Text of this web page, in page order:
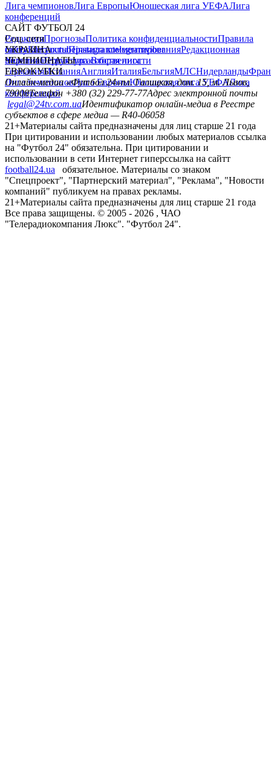
Лига чемпионовЛига ЕвропыЮношеская лига УЕФАЛига
конференций
САЙТ ФУТБОЛ 24
РедакцияПрогнозыПолитика конфиденциальностиПравила
сайтуКонтактыПравила комментированияРедакционная
политикаСтруктура собственности
Соц. сети
facebookxyoutubeinstagramtelegramviber
УКРАИНА
УкраинаПервая лигаВторая лига
ЧЕМПИОНАТЫ
ГерманияИспанияАнглияИталияБельгияМЛСНидерланды
ЕВРОКУБКИ
Лига чемпионовЛига ЕвропыЮношеская лига УЕФАЛига
конференций
Онлайн-медиа «Футбол 24»пл. Галицкая, дом. 15, м. Львов,
79008Телефон +380 (32) 229-77-77Адрес электронной почты
legal@24tv.com.uaИдентификатор онлайн-медиа в Реестре
субъектов в сфере медиа — R40-06058
21+Материалы сайта предназначены для лиц старше 21 года
При цитировании и использовании любых материалов ссылка
на "Футбол 24" обязательна. При цитировании и
использовании в сети Интернет гиперссылка на сайтт
football24.ua
обязательное. Материалы со знаком
"Спецпроект", "Партнерский материал", "Реклама", "Новости
компаний" публикуем на правах рекламы.
21+Материалы сайта предназначены для лиц старше 21 года
Все права защищены. © 2005 - 2026 , ЧАО
"Телерадиокомпания Люкс". "Футбол 24".